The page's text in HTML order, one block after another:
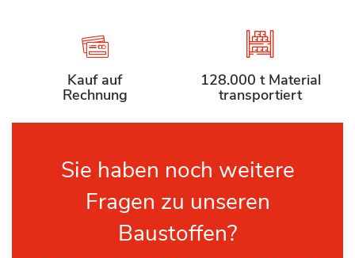
Kauf auf
Rechnung
128.000 t Material
transportiert
Sie haben noch weitere
Fragen zu unseren
Baustoffen?